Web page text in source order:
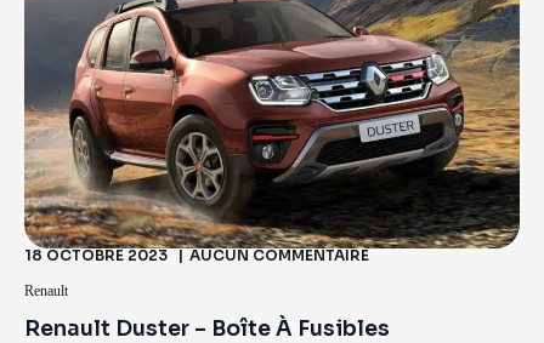
Renault Duster – Boîte À Fusibles
18 OCTOBRE 2023 AUCUN COMMENTAIRE
Renault